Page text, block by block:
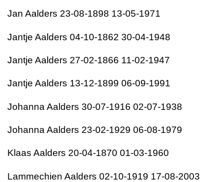
Jan Aalders 23-08-1898 13-05-1971
Jantje Aalders 04-10-1862 30-04-1948
Jantje Aalders 27-02-1866 11-02-1947
Jantje Aalders 13-12-1899 06-09-1991
Johanna Aalders 30-07-1916 02-07-1938
Johanna Aalders 23-02-1929 06-08-1979
Klaas Aalders 20-04-1870 01-03-1960
Lammechien Aalders 02-10-1919 17-08-2003